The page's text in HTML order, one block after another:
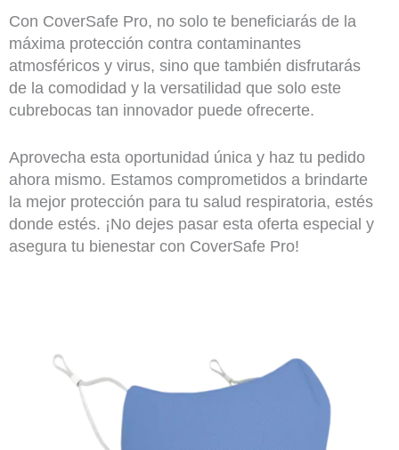
Con CoverSafe Pro, no solo te beneficiarás de la
máxima protección contra contaminantes
atmosféricos y virus, sino que también disfrutarás
de la comodidad y la versatilidad que solo este
cubrebocas tan innovador puede ofrecerte.
Aprovecha esta oportunidad única y haz tu pedido
ahora mismo. Estamos comprometidos a brindarte
la mejor protección para tu salud respiratoria, estés
donde estés. ¡No dejes pasar esta oferta especial y
asegura tu bienestar con CoverSafe Pro!